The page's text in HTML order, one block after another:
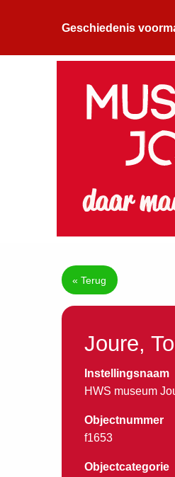
Geschiedenis
« Terug
Joure,
Instellingsnaam
HWS museum
Objectnummer
f1653
Objectcategorie